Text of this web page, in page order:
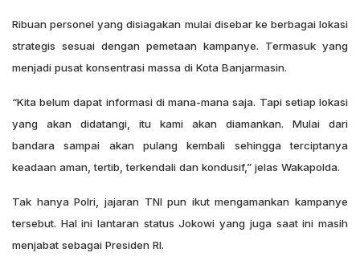
Ribuan personel yang disiagakan mulai disebar ke berbagai lokasi
strategis sesuai dengan pemetaan kampanye. Termasuk yang
menjadi pusat konsentrasi massa di Kota Banjarmasin.
“Kita belum dapat informasi di mana-mana saja. Tapi setiap lokasi
yang akan didatangi, itu kami akan diamankan. Mulai dari
bandara sampai akan pulang kembali sehingga terciptanya
keadaan aman, tertib, terkendali dan kondusif,” jelas Wakapolda.
Tak hanya Polri, jajaran TNI pun ikut mengamankan kampanye
tersebut. Hal ini lantaran status Jokowi yang juga saat ini masih
menjabat sebagai Presiden RI.